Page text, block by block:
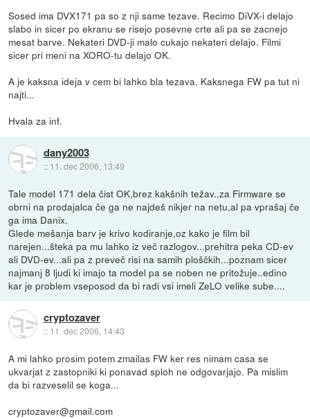
Sosed ima DVX171 pa so z nji same tezave. Recimo DiVX-i delajo
slabo in sicer po ekranu se risejo posevne crte ali pa se zacnejo
mesat barve. Nekateri DVD-ji malo cukajo nekateri delajo. Filmi
sicer pri meni na XORO-tu delajo OK.
A je kaksna ideja v cem bi lahko bla tezava. Kaksnega FW pa tut ni
najti...
Hvala za inf.
dany2003
:: 11. dec 2006, 13:49
Tale model 171 dela čist OK,brez kakšnih težav..za Firmware se
obrni na prodajalca če ga ne najdeš nikjer na netu,al pa vprašaj če
ga ima Danix.
Glede mešanja barv je krivo kodiranje,oz kako je film bil
narejen...šteka pa mu lahko iz več razlogov...prehitra peka CD-ev
ali DVD-ev...ali pa z preveč risi na samih ploščkih...poznam sicer
najmanj 8 ljudi ki imajo ta model pa se noben ne pritožuje..edino
kar je problem vseposod da bi radi vsi imeli ZeLO velike sube....
cryptozaver
:: 11. dec 2006, 14:43
A mi lahko prosim potem zmailas FW ker res nimam casa se
ukvarjat z zastopniki ki ponavad sploh ne odgovarjajo. Pa mislim
da bi razveselil se koga...
cryptozaver@gmail.com